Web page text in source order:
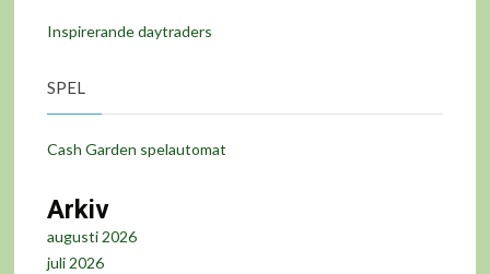
Inspirerande daytraders
SPEL
Cash Garden spelautomat
Arkiv
augusti 2026
juli 2026